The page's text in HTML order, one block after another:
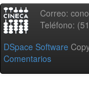
Correo:
Teléfono:
DSpace Software
Comentarios